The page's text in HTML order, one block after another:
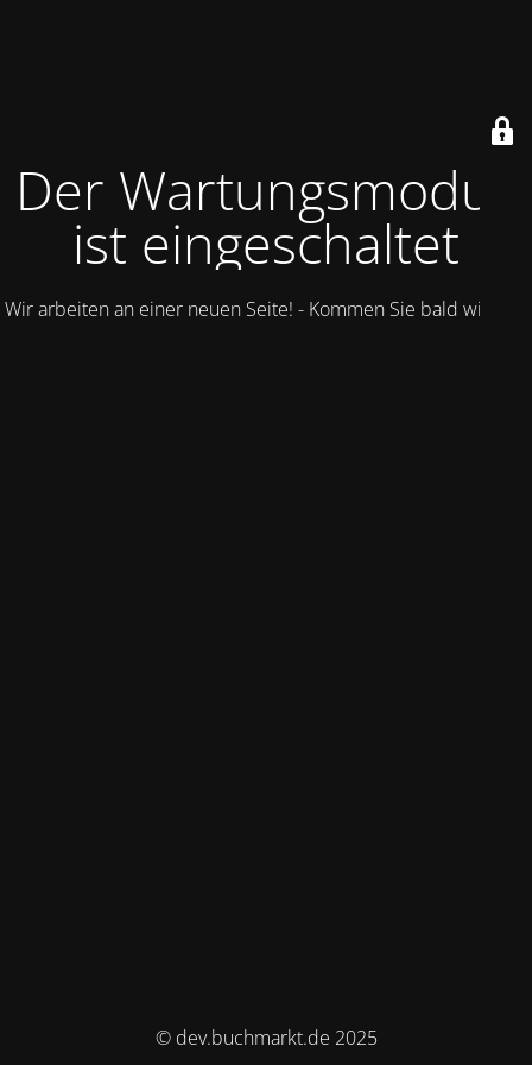
Der Wartungsmodus
ist eingeschaltet
Wir arbeiten an einer neuen Seite! - Kommen Sie bald wieder.
© dev.buchmarkt.de 2025